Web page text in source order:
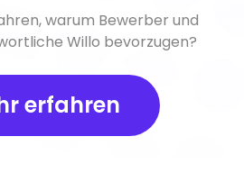
warum Bewerber und
Willo bevorzugen?
erfahren